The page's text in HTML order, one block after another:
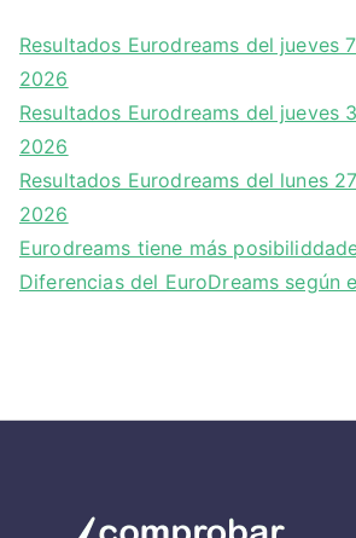
Resultados Eurodreams del jueves
2026
Resultados Eurodreams del jueves
2026
Resultados Eurodreams del lunes
2026
Eurodreams tiene más
Diferencias del EuroDreams según